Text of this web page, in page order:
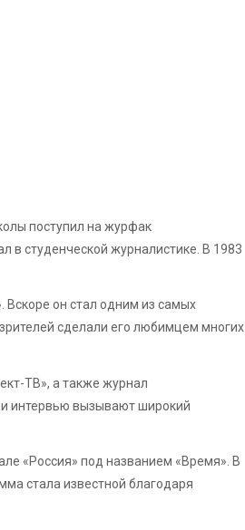
поступил на журфак
в студенческой журналистике. В 1983
Вскоре он стал одним из самых
сделали его любимцем многих
ТВ», а также журнал
и интервью вызывают широкий
«Россия» под названием «Время». В
стала известной благодаря